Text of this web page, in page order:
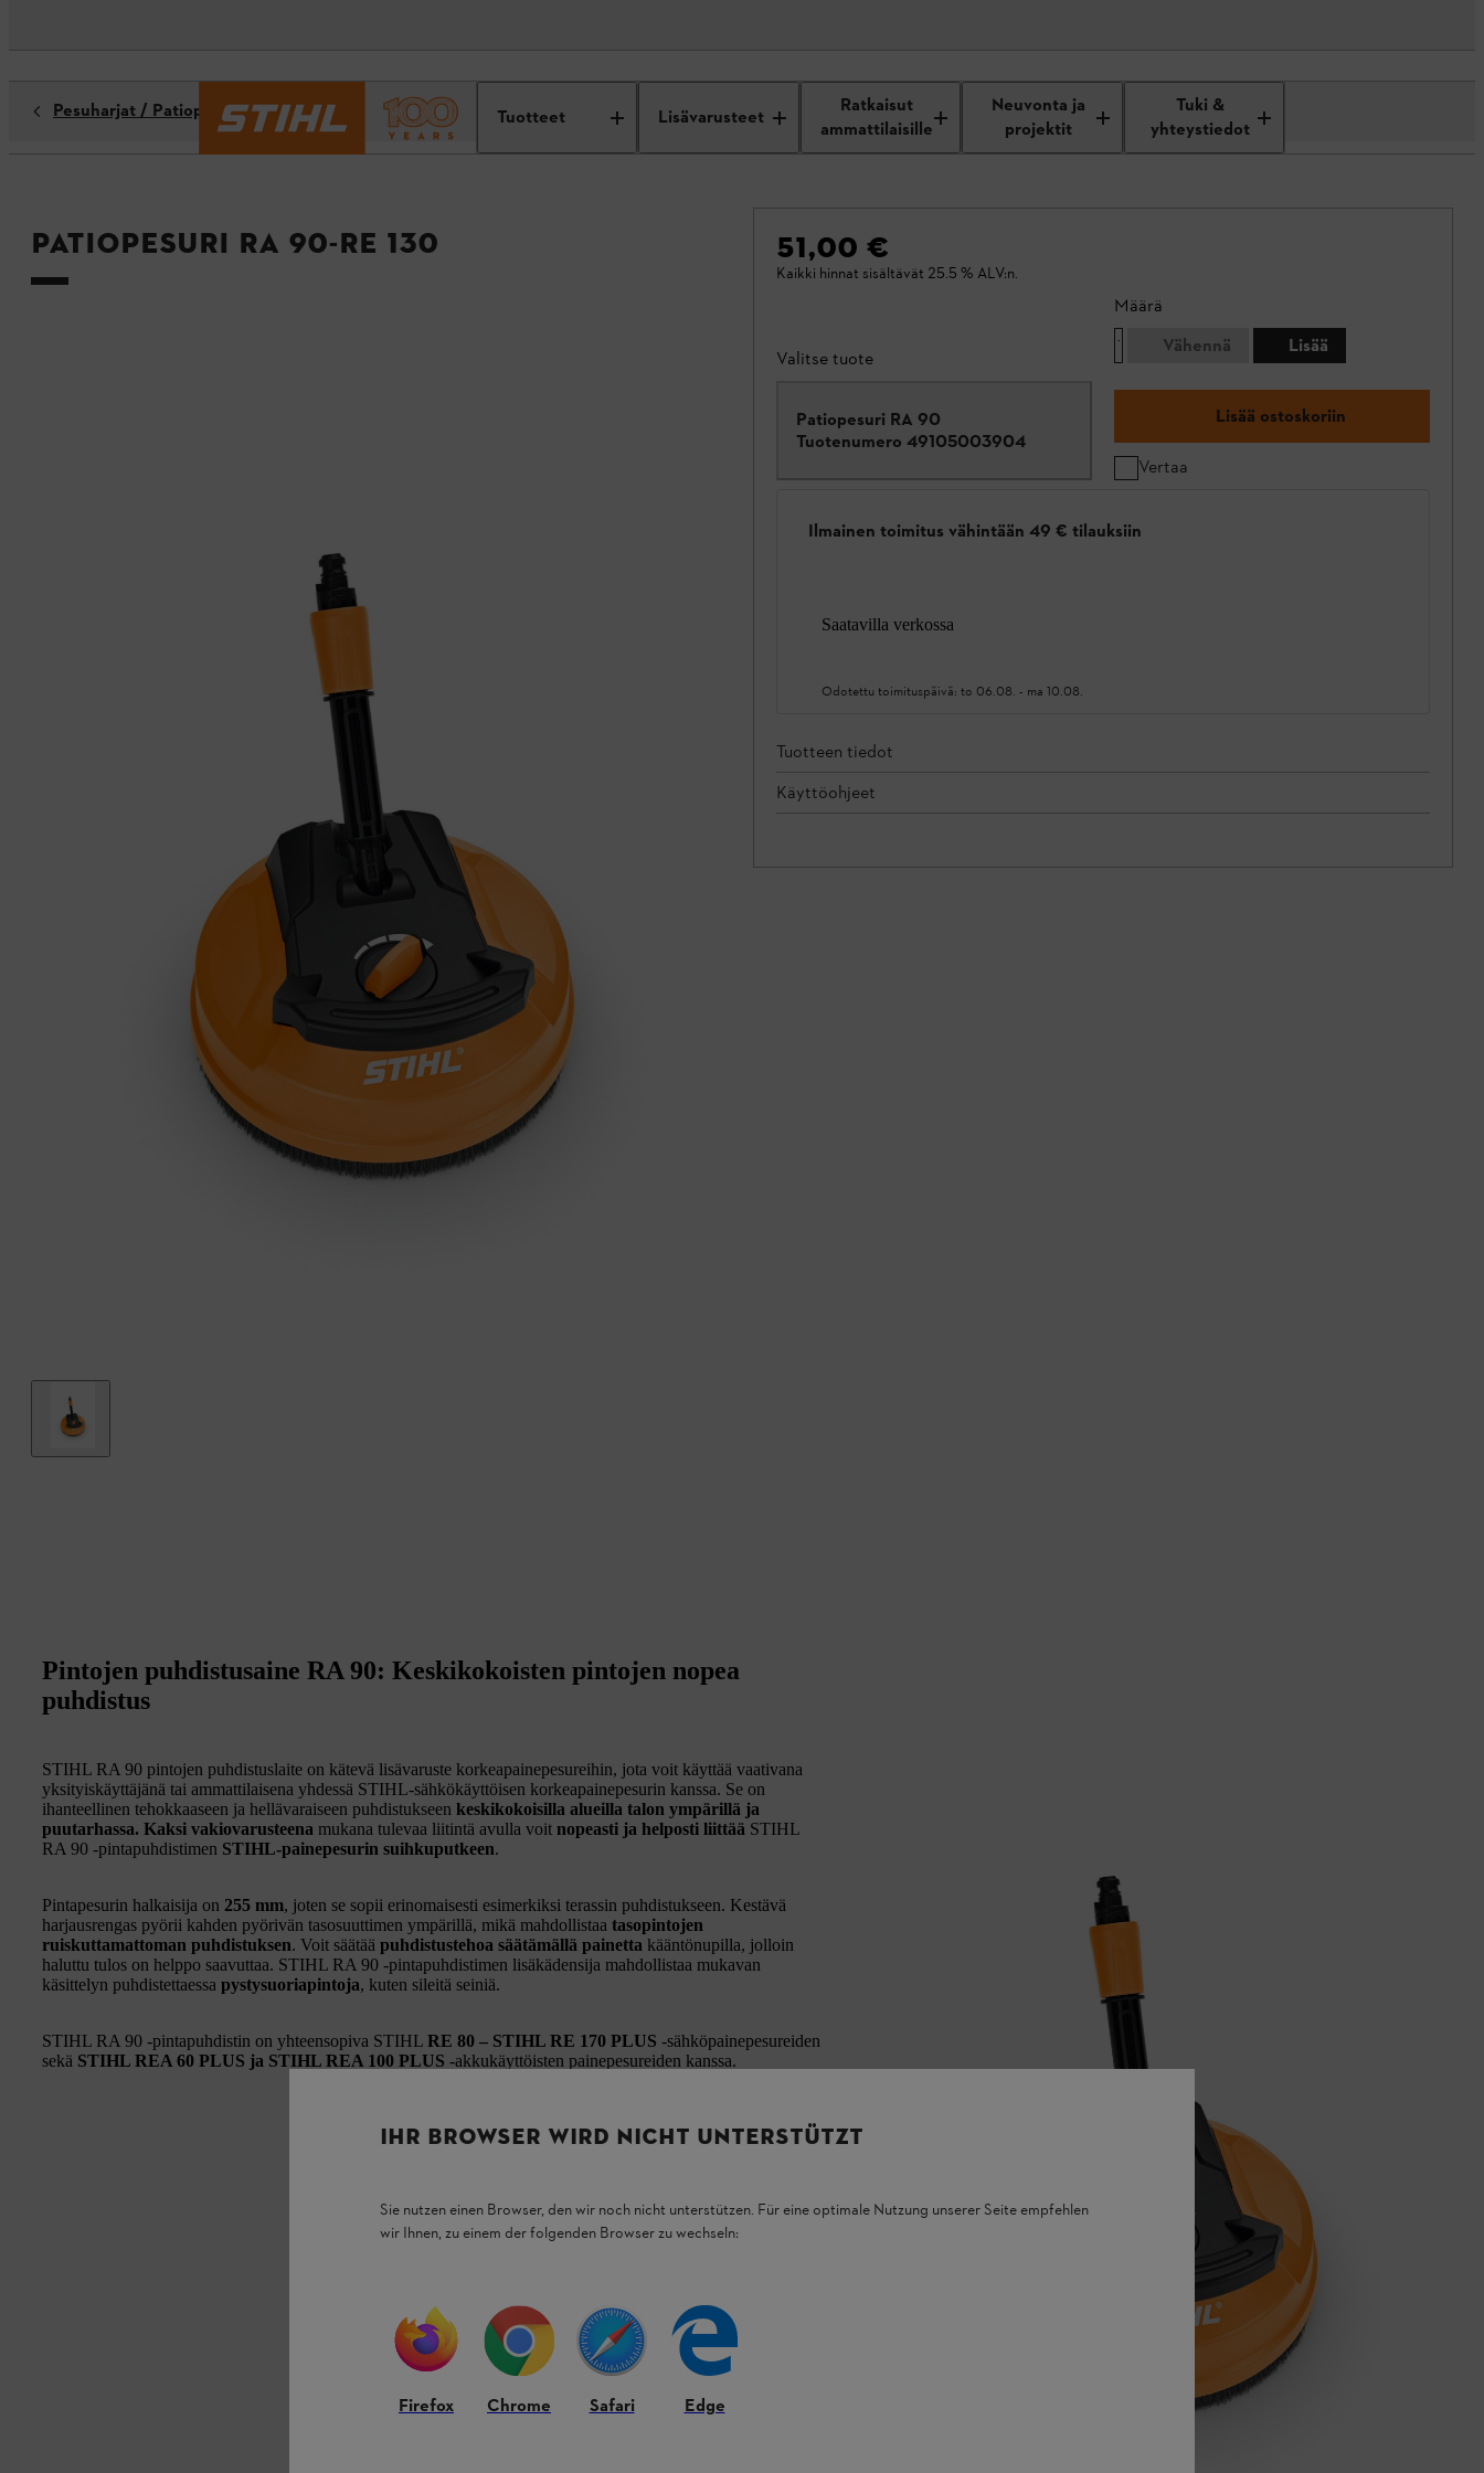
Tuotteet Lisävarusteet
Ratkaisut
ammattilaisille
Neuvonta ja
projektit
Tuki &
yhteystiedot
Pesuharjat / Patiopesurit
Patiopesuri RA 90-RE 130 51,00 €
Kaikki hinnat sisältävät 25.5 % ALV:n.
Valitse tuote
Patiopesuri RA 90
Tuotenumero 49105003904
Määrä
Vähennä
Lisää
Lisää ostoskoriin
Vertaa
Ilmainen toimitus vähintään 49 € tilauksiin
Saatavilla verkossa
Odotettu toimituspäivä: to 06.08. - ma 10.08.
Tuotteen tiedot
Käyttöohjeet
Pintojen puhdistusaine RA 90: Keskikokoisten pintojen nopea
puhdistus
STIHL RA 90 pintojen puhdistuslaite on kätevä lisävaruste korkeapainepesureihin, jota voit käyttää vaativana
yksityiskäyttäjänä tai ammattilaisena yhdessä STIHL-sähkökäyttöisen korkeapainepesurin kanssa. Se on
ihanteellinen tehokkaaseen ja hellävaraiseen puhdistukseen keskikokoisilla alueilla talon ympärillä ja
puutarhassa. Kaksi vakiovarusteena mukana tulevaa liitintä avulla voit nopeasti ja helposti liittää STIHL
RA 90 -pintapuhdistimen STIHL-painepesurin suihkuputkeen.
Pintapesurin halkaisija on 255 mm, joten se sopii erinomaisesti esimerkiksi terassin puhdistukseen. Kestävä
harjausrengas pyörii kahden pyörivän tasosuuttimen ympärillä, mikä mahdollistaa tasopintojen
ruiskuttamattoman puhdistuksen. Voit säätää puhdistustehoa säätämällä painetta kääntönupilla, jolloin
haluttu tulos on helppo saavuttaa. STIHL RA 90 -pintapuhdistimen lisäkädensija mahdollistaa mukavan
käsittelyn puhdistettaessa pystysuoriapintoja, kuten sileitä seiniä.
STIHL RA 90 -pintapuhdistin on yhteensopiva STIHL RE 80 – STIHL RE 170 PLUS -sähköpainepesureiden
sekä STIHL REA 60 PLUS ja STIHL REA 100 PLUS -akkukäyttöisten painepesureiden kanssa.
IHR BROWSER WIRD NICHT UNTERSTÜTZT
Sie nutzen einen Browser, den wir noch nicht unterstützen. Für eine optimale Nutzung unserer Seite empfehlen
wir Ihnen, zu einem der folgenden Browser zu wechseln:
Firefox Chrome Safari Edge